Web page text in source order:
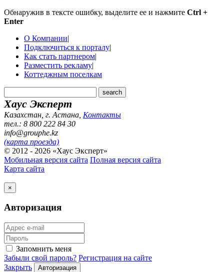
Обнаружив в тексте ошибку, выделите ее и нажмите Ctrl +
Enter
О Компании|
Подключиться к порталу|
Как стать партнером|
Разместить рекламу|
Коттеджным поселкам
Хаус Эксперт
Казахстан, г. Астана Контакты
тел.: 8 800 222 84 30
info@grouphe.kz
(карта проезда)
© 2012 - 2026 «Хаус Эксперт»
Мобильная версия сайта Полная версия сайта
Карта сайта
×
Авторизация
Запомнить меня
Забыли свой пароль? Регистрация на сайте
Закрыть